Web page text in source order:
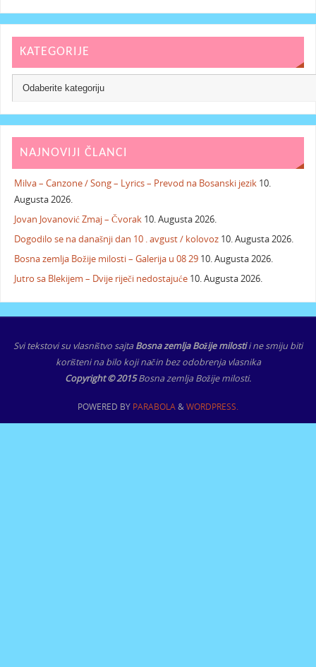
KATEGORIJE
NAJNOVIJI ČLANCI
Milva – Canzone / Song – Lyrics – Prevod na Bosanski jezik 10.
Augusta 2026.
Jovan Jovanović Zmaj – Čvorak 10. Augusta 2026.
Dogodilo se na današnji dan 10 . avgust / kolovoz 10. Augusta 2026.
Bosna zemlja Božije milosti – Galerija u 08 29 10. Augusta 2026.
Jutro sa Blekijem – Dvije riječi nedostajuće 10. Augusta 2026.
Svi tekstovi su vlasništvo sajtaBosna zemlja Božije milostii ne smiju biti
korišteni na bilo koji način bez odobrenja vlasnika
Copyright © 2015Bosna zemlja Božije milosti.
POWERED BY PARABOLA&WORDPRESS.